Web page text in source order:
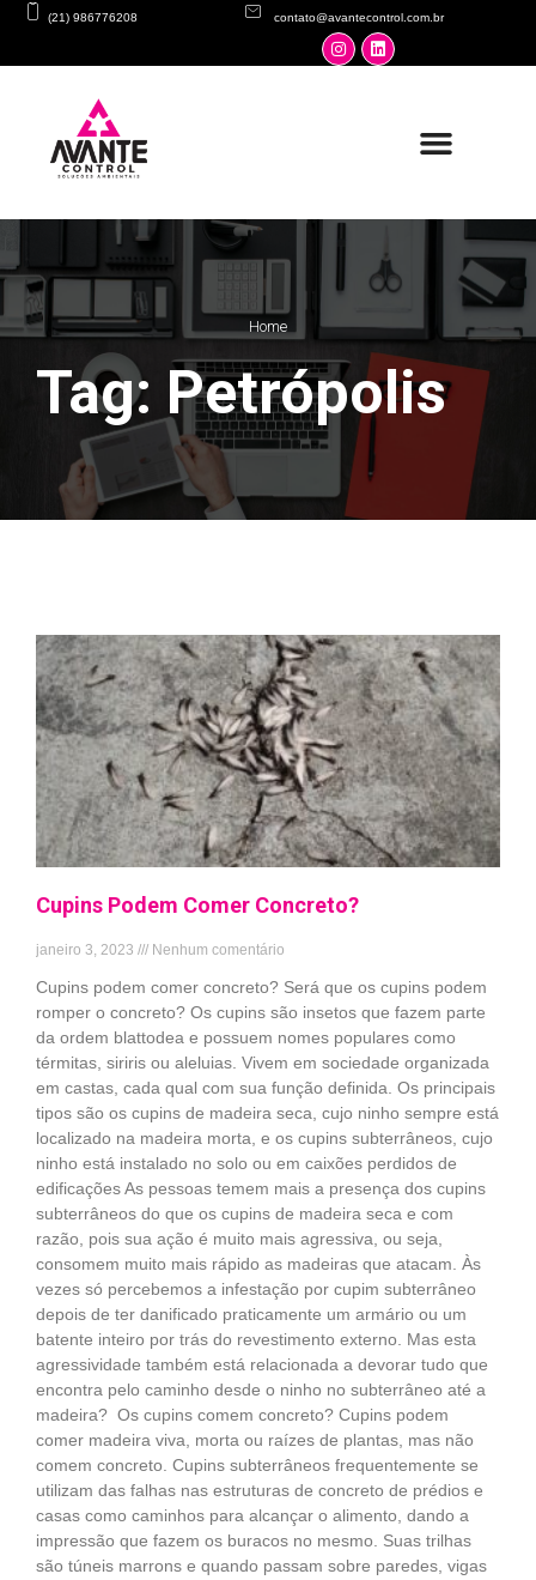
(21) 986776208 contato@avantecontrol.com.br
Home
Tag: Petrópolis
Cupins Podem Comer Concreto?
janeiro 3, 2023 Nenhum comentário
Cupins podem comer concreto? Será que os cupins podem
romper o concreto? Os cupins são insetos que fazem parte
da ordem blattodea e possuem nomes populares como
térmitas, siriris ou aleluias. Vivem em sociedade organizada
em castas, cada qual com sua função definida. Os principais
tipos são os cupins de madeira seca, cujo ninho sempre está
localizado na madeira morta, e os cupins subterrâneos, cujo
ninho está instalado no solo ou em caixões perdidos de
edificações As pessoas temem mais a presença dos cupins
subterrâneos do que os cupins de madeira seca e com
razão, pois sua ação é muito mais agressiva, ou seja,
consomem muito mais rápido as madeiras que atacam. Às
vezes só percebemos a infestação por cupim subterrâneo
depois de ter danificado praticamente um armário ou um
batente inteiro por trás do revestimento externo. Mas esta
agressividade também está relacionada a devorar tudo que
encontra pelo caminho desde o ninho no subterrâneo até a
madeira? Os cupins comem concreto? Cupins podem
comer madeira viva, morta ou raízes de plantas, mas não
comem concreto. Cupins subterrâneos frequentemente se
utilizam das falhas nas estruturas de concreto de prédios e
casas como caminhos para alcançar o alimento, dando a
impressão que fazem os buracos no mesmo. Suas trilhas
são túneis marrons e quando passam sobre paredes, vigas